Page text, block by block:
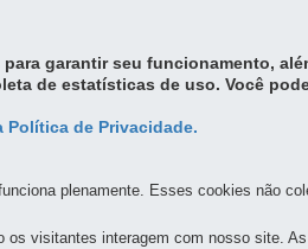
-
garantir seu funcionamento,
de estatísticas de uso. Você
Política de Privacidade.
plenamente. Esses cookies não
os visitantes interagem com nosso site.